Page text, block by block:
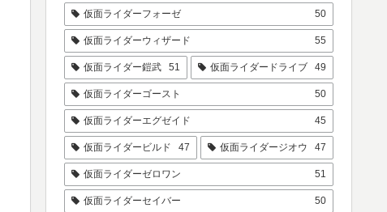
仮面ライダーフォーゼ 50
仮面ライダーウィザード 55
仮面ライダー鎧武 51 仮面ライダードライブ 49
仮面ライダーゴースト 50
仮面ライダーエグゼイド 45
仮面ライダービルド 47 仮面ライダージオウ 47
仮面ライダーゼロワン 51
仮面ライダーセイバー 50